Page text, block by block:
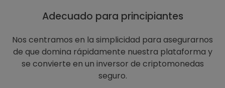
Adecuado para principiantes
Nos centramos en la simplicidad para asegurarnos
de que domina rápidamente nuestra plataforma y
se convierte en un inversor de criptomonedas
seguro.